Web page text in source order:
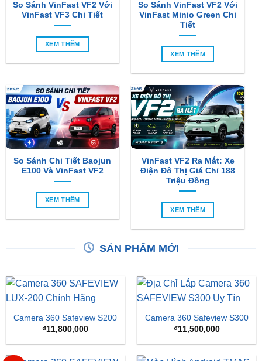
XEM THÊM
XEM THÊM
So Sánh Chi Tiết Baojun
E100 Và VinFast VF2
XEM THÊM
VinFast VF2 Ra Mắt: Xe
Điện Đô Thị Giá Chỉ 188
Triệu Đồng
XEM THÊM
SẢN PHẨM MỚI
Camera 360 Safeview S200
₫11,800,000
Camera 360 Safeview S300
₫11,500,000